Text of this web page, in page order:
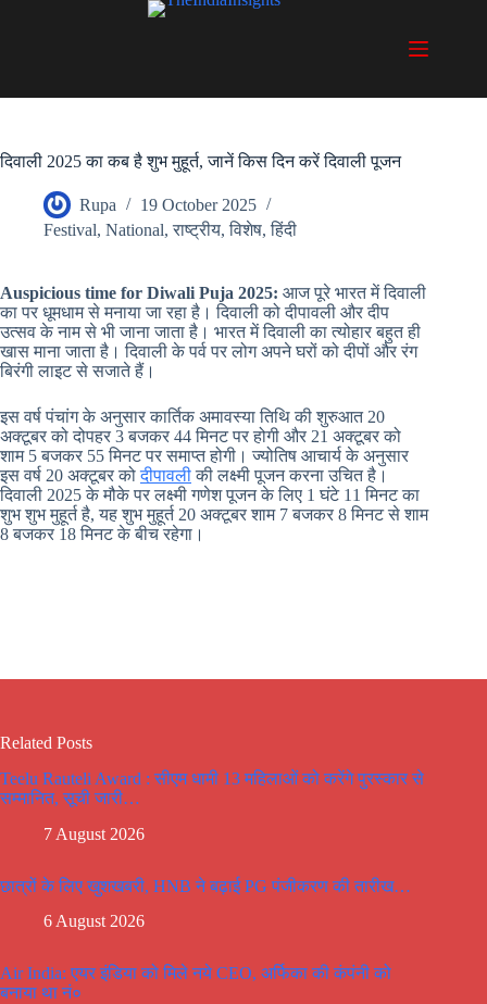
दिवाली 2025 का कब है शुभ मुहूर्त, जानें किस दिन करें दिवाली पूजन
Rupa
19 October 2025
Festival, National,राष्ट्रीय,विशेष,हिंदी
Auspicious time for Diwali Puja 2025: आज पूरे भारत में दिवाली
का पर धूमधाम से मनाया जा रहा है। दिवाली को दीपावली और दीप
उत्सव के नाम से भी जाना जाता है। भारत में दिवाली का त्योहार बहुत ही
खास माना जाता है। दिवाली के पर्व पर लोग अपने घरों को दीपों और रंग
बिरंगी लाइट से सजाते हैं।
इस वर्ष पंचांग के अनुसार कार्तिक अमावस्या तिथि की शुरुआत 20
अक्टूबर को दोपहर 3 बजकर 44 मिनट पर होगी और 21 अक्टूबर को
शाम 5 बजकर 55 मिनट पर समाप्त होगी। ज्योतिष आचार्य के अनुसार
इस वर्ष 20 अक्टूबर कोदीपावलीकी लक्ष्मी पूजन करना उचित है।
दिवाली 2025 के मौके पर लक्ष्मी गणेश पूजन के लिए 1 घंटे 11 मिनट का
शुभ शुभ मुहूर्त है, यह शुभ मुहूर्त 20 अक्टूबर शाम 7 बजकर 8 मिनट से शाम
8 बजकर 18 मिनट के बीच रहेगा।
Related Posts
Teelu Rauteli Award : सीएम धामी 13 महिलाओं को करेंगे पुरस्कार से
सम्मानित, सूची जारी…
7 August 2026
छात्रों के लिए खुशखबरी, HNB ने बढ़ाई PG पंजीकरण की तारीख…
6 August 2026
Air India: एयर इंडिया को मिले नये CEO, अर्फिका की कंपंनी को
बनाया था नं०